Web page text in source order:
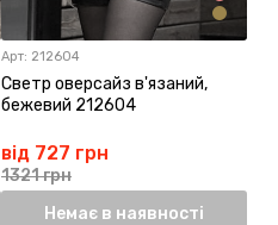
Арт: 212604
Светр оверсайз в'язаний,
бежевий 212604
від 727 грн
1321 грн
Немає в наявності